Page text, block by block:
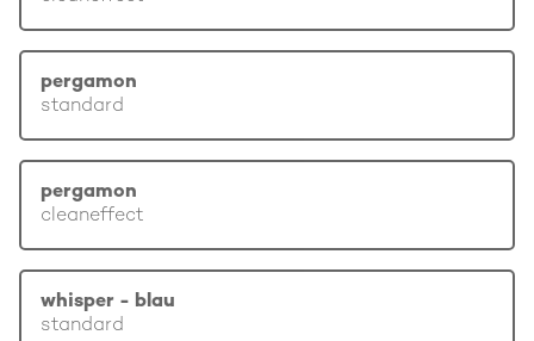
pergamon
standard
pergamon
cleaneffect
whisper - blau
standard